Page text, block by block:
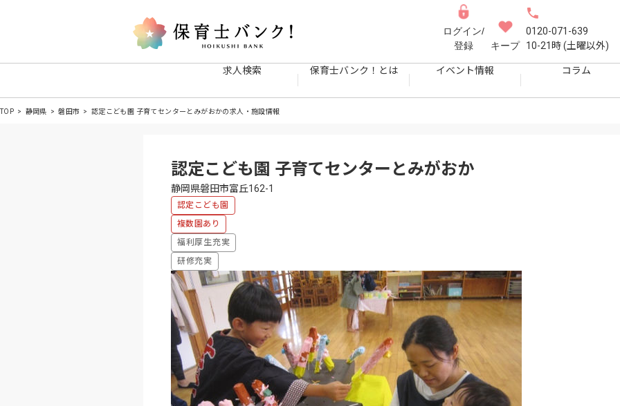
ログイン/
登録
キープ
0120-071-639
10-21時 (土曜以外)
求人検索 保育士バンク！とは イベント情報 コラム
TOP 静岡県 磐田市 認定こども園 子育てセンターとみがおかの求人・施設情報
認定こども園 子育てセンターとみがおか
静岡県磐田市富丘162-1
認定こども園
複数園あり
福利厚生充実
研修充実